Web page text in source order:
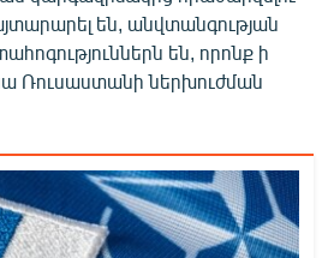
են, անվտանգության
են, որոնք ի
Ռուսաստանի ներխուժման